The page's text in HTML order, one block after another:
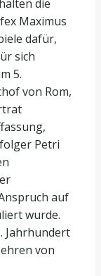
die
Maximus
dafür,
sich
5.
von Rom,
Petri
auf
wurde.
Jahrhundert
von